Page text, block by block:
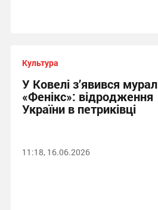
Культура
У Ковелі з’явився мурал
«Фенікс»: відродження
України в петриківці
11:18, 16.06.2026